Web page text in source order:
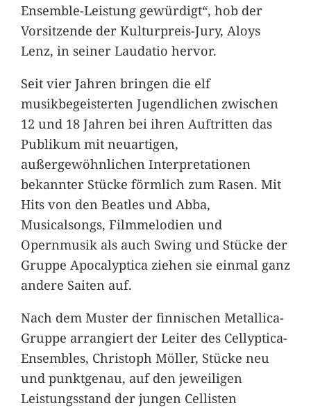
Ensemble-Leistung gewürdigt“, hob der
Vorsitzende der Kulturpreis-Jury, Aloys
Lenz, in seiner Laudatio hervor.
Seit vier Jahren bringen die elf
musikbegeisterten Jugendlichen zwischen
12 und 18 Jahren bei ihren Auftritten das
Publikum mit neuartigen,
außergewöhnlichen Interpretationen
bekannter Stücke förmlich zum Rasen. Mit
Hits von den Beatles und Abba,
Musicalsongs, Filmmelodien und
Opernmusik als auch Swing und Stücke der
Gruppe Apocalyptica ziehen sie einmal ganz
andere Saiten auf.
Nach dem Muster der finnischen Metallica-
Gruppe arrangiert der Leiter des Cellyptica-
Ensembles, Christoph Möller, Stücke neu
und punktgenau, auf den jeweiligen
Leistungsstand der jungen Cellisten